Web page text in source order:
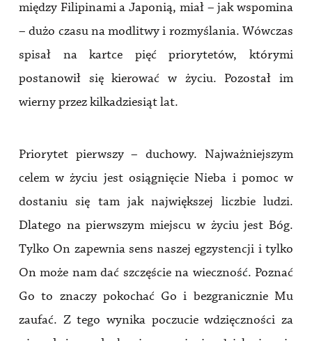
między Filipinami a Japonią, miał – jak wspomina
– dużo czasu na modlitwy i rozmyślania. Wówczas
spisał na kartce pięć priorytetów, którymi
postanowił się kierować w życiu. Pozostał im
wierny przez kilkadziesiąt lat.
Priorytet pierwszy – duchowy. Najważniejszym
celem w życiu jest osiągnięcie Nieba i pomoc w
dostaniu się tam jak największej liczbie ludzi.
Dlatego na pierwszym miejscu w życiu jest Bóg.
Tylko On zapewnia sens naszej egzystencji i tylko
On może nam dać szczęście na wieczność. Poznać
Go to znaczy pokochać Go i bezgranicznie Mu
zaufać. Z tego wynika poczucie wdzięczności za